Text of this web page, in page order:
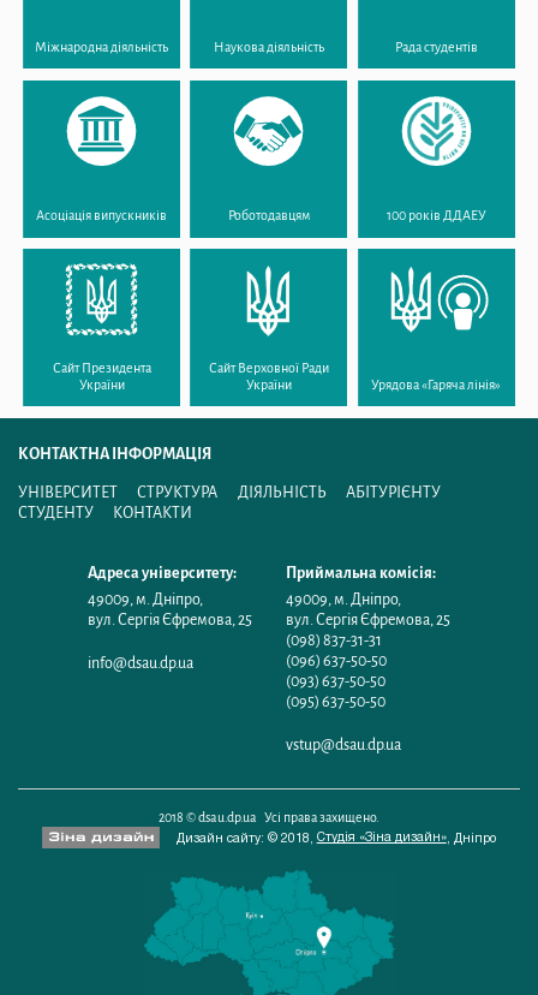
Міжнародна діяльність Наукова діяльність Рада студентів
Асоціація випускників Роботодавцям 100 років ДДАЕУ
Сайт Президента
України
Сайт Верховної Ради
України
Урядова «Гаряча лінія»
КОНТАКТНА ІНФОРМАЦІЯ
УНІВЕРСИТЕТ СТРУКТУРА ДІЯЛЬНІСТЬ
АБІТУРІЄНТУ
СТУДЕНТУ
КОНТАКТИ
Адреса університету:
49009 м. Дніпро,
вул. Сергія Єфремова, 25
info@dsau.dp.ua
Приймальна комісія:
49009 м. Дніпро,
вул. Сергія Єфремова, 25
(098) 837-31-31
(096) 637-50-50
(093) 637-50-50
(095) 637-50-50
vstup@dsau.dp.ua
2018 © dsau.dp.ua Усі права захищено.
Дизайн сайту: © 2018, Студія «Зіна дизайн», Дніпро